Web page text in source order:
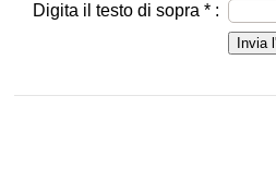
Digita il testo di sopra * :